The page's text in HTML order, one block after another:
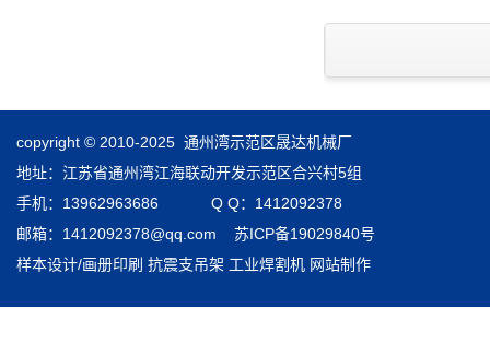
copyright © 2010-2025 通州湾示范区晟达机械厂
地址：江苏省通州湾江海联动开发示范区合兴村5组
手机：13962963686 Q Q：1412092378
邮箱：1412092378@qq.com 苏ICP备19029840号
样本设计/画册印刷 抗震支吊架 工业焊割机 网站制作